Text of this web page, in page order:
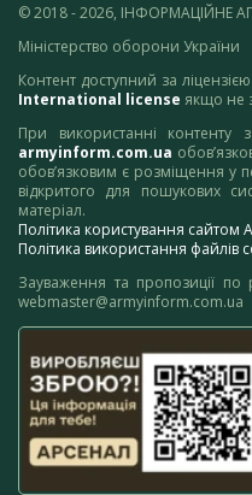
© 2018 - 2026, ІНФОРМАЦІЙНЕ
Міністерство оборони України
Контент доступний за ліцензією
International license якщо не
При використанні
armyinform.com.ua
обов’язковим є розміщення у
відкритого для пошукових
матеріал.
Політика користування сайтом
Політика використання файлів
Зауваження та пропозиції по
webmaster@armyinform.com.ua